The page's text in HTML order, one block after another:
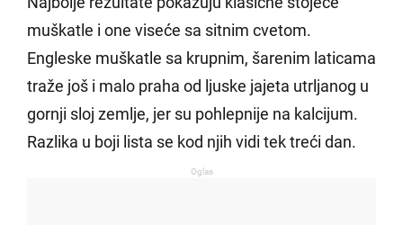
muškatle i one viseće sa sitnim cvetom.
Engleske muškatle sa krupnim, šarenim laticama
traže još i malo praha od ljuske jajeta utrljanog u
gornji sloj zemlje, jer su pohlepnije na kalcijum.
Razlika u boji lista se kod njih vidi tek treći dan.
Oglas